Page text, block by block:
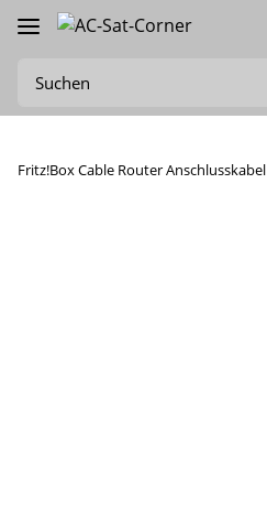
Fritz!Box Cable Router Anschlusskabel